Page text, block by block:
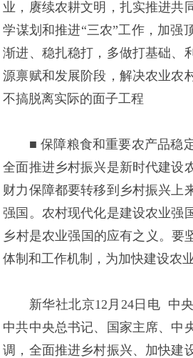
业，赓续农耕文明，扎实推进共
学谋划和推进“三农”工作，加强
渐进、稳扎稳打，多做打基础、
源禀赋和发展阶段，解决农业农
不搞脱离实际的面子工程
■ 保障粮食和重要农产品稳定
全面推进乡村振兴是新时代建设
财力保障都要转移到乡村振兴上
强国。农村现代化是建设农业强
乡村是农业强国的应有之义。要
体制和工作机制，为加快建设
新华社北京12月24日电 中央
中共中央总书记、国家主席、中
调，全面推进乡村振兴、加快建